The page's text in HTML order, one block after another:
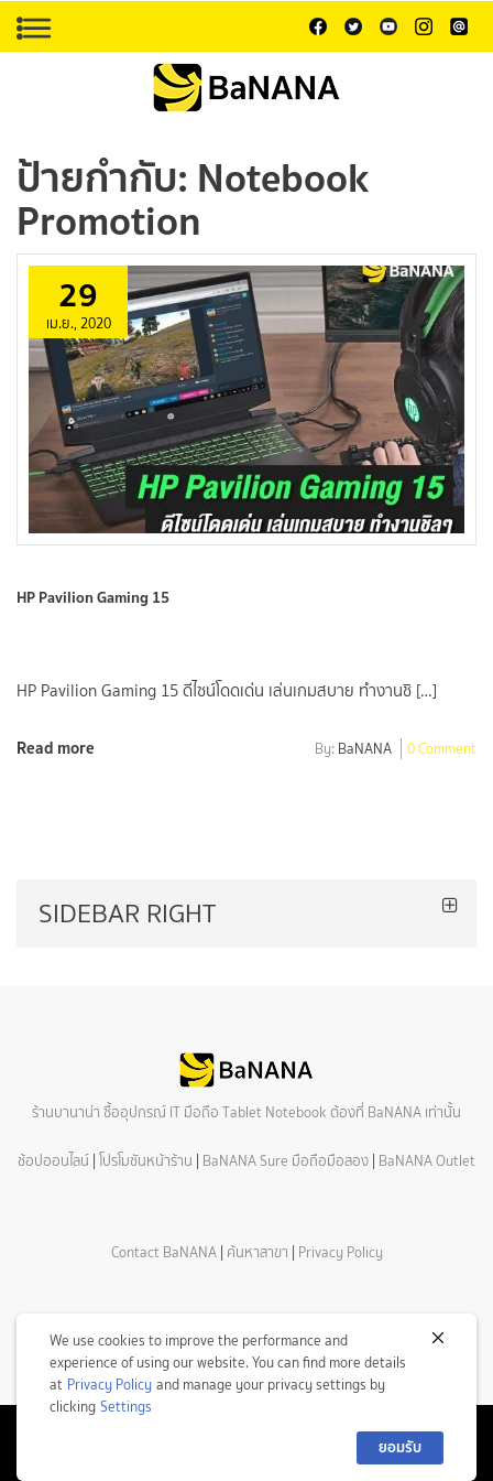
ป้ายกำกับ: Notebook
Promotion
29
เม.ย., 2020
HP Pavilion Gaming 15
HP Pavilion Gaming 15 ดีไซน์โดดเด่น เล่นเกมสบาย ทำงานชิ […]
Read more By: BaNANA 0 Comment
SIDEBAR RIGHT
ร้านบานาน่า ซื้ออุปกรณ์ IT มือถือ Tablet Notebook ต้องที่ BaNANA เท่านั้น
ช้อปออนไลน์ | โปรโมชันหน้าร้าน | BaNANA Sure มือถือมือสอง | BaNANA Outlet
Contact BaNANA| ค้นหาสาขา | Privacy Policy
© Copyright 2026 Com7 Public Company Limited All Rights Reserved.
We use cookies to improve the performance and
experience of using our website. You can find more details
at Privacy Policy and manage your privacy settings by
clicking Settings
ยอมรับ